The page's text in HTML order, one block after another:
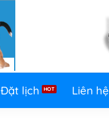
Đặt lịch Liên hệ